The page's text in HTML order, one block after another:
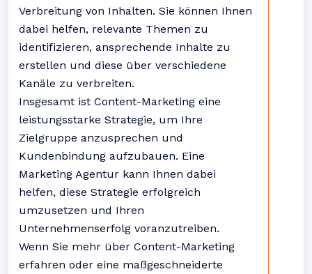
Verbreitung von Inhalten. Sie können Ihnen
dabei helfen, relevante Themen zu
identifizieren, ansprechende Inhalte zu
erstellen und diese über verschiedene
Kanäle zu verbreiten.
Insgesamt ist Content-Marketing eine
leistungsstarke Strategie, um Ihre
Zielgruppe anzusprechen und
Kundenbindung aufzubauen. Eine
Marketing Agentur kann Ihnen dabei
helfen, diese Strategie erfolgreich
umzusetzen und Ihren
Unternehmenserfolg voranzutreiben.
Wenn Sie mehr über Content-Marketing
erfahren oder eine maßgeschneiderte